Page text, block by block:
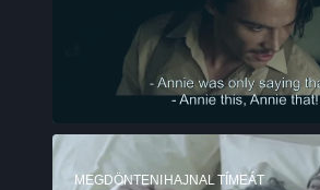
MEGDÖNTENI HAJNAL TÍMEÁT